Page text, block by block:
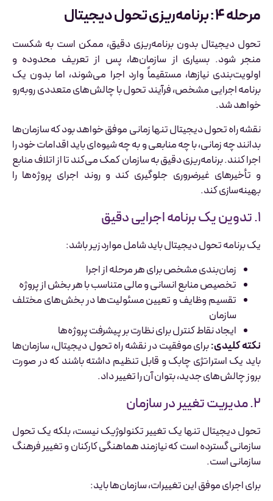
مرحله ۴ : برنامه‌ریزی تحول دیجیتال
تحول دیجیتال بدون برنامه‌ریزی دقیق، ممکن است به شکست
منجر شود. بسیاری از سازمان‌ها، پس از تعریف محدوده و
اولویت‌بندی نیازها، مستقیماً وارد اجرا می‌شوند، اما بدون یک
برنامه اجرایی مشخص، فرآیند تحول با چالش‌های متعددی روبه‌رو
خواهد شد.
نقشه راه تحول دیجیتال تنها زمانی موفق خواهد بود که سازمان‌ها
بدانند چه زمانی، با چه منابعی و به چه شیوه‌ای باید اقدامات خود را
اجرا کنند. برنامه‌ریزی دقیق به سازمان کمک می‌کند تا از اتلاف منابع
و تأخیرهای غیرضروری جلوگیری کند و روند اجرای پروژه‌ها را
بهینه‌سازی کند.
۱. تدوین یک برنامه اجرایی دقیق
یک برنامه تحول دیجیتال باید شامل موارد زیر باشد:
زمان‌بندی مشخص برای هر مرحله از اجرا
تخصیص منابع انسانی و مالی متناسب با هر بخش از پروژه
تقسیم وظایف و تعیین مسئولیت‌ها در بخش‌های مختلف
سازمان
ایجاد نقاط کنترل برای نظارت بر پیشرفت پروژه‌ها
نکته کلیدی:برای موفقیت در نقشه راه تحول دیجیتال، سازمان‌ها
باید یک استراتژی چابک و قابل تنظیم داشته باشند که در صورت
بروز چالش‌های جدید، بتوان آن را تغییر داد.
۲. مدیریت تغییر در سازمان
تحول دیجیتال تنها یک تغییر تکنولوژیک نیست، بلکه یک تحول
سازمانی گسترده است که نیازمند هماهنگی کارکنان و تغییر فرهنگ
سازمانی است.
برای اجرای موفق این تغییرات، سازمان‌ها باید: